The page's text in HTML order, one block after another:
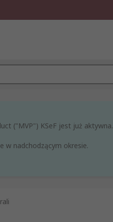
("MVP") KSeF jest już aktywna.
w nadchodzącym okresie.